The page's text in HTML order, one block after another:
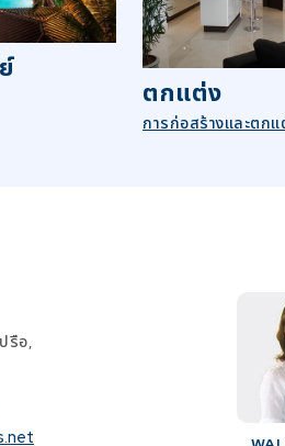
ตกแต่ง
การก่อสร้างและตกแ
รือ,